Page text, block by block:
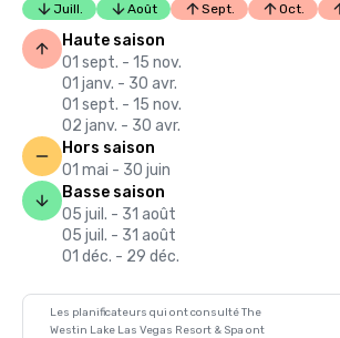
Juill.
Août Sept. Oct.
Haute saison
01 sept. - 15 nov.
01 janv. - 30 avr.
01 sept. - 15 nov.
02 janv. - 30 avr.
Hors saison
01 mai - 30 juin
Basse saison
05 juil. - 31 août
05 juil. - 31 août
01 déc. - 29 déc.
Les planificateurs qui ont consulté The
Westin Lake Las Vegas Resort & Spa ont